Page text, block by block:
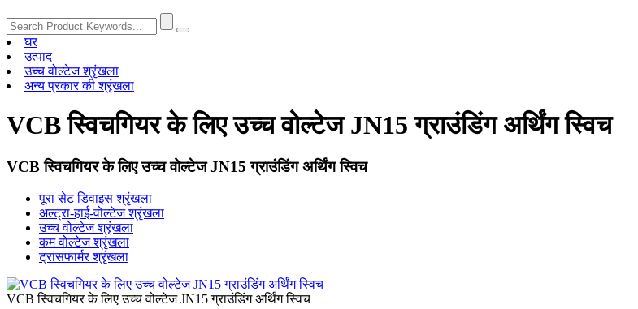
घर
उत्पाद
उच्च वोल्टेज श्रृंखला
अन्य प्रकार की श्रृंखला
VCB स्विचगियर के लिए उच्च वोल्टेज JN15 ग्राउंडिंग अर्थिंग स्विच
VCB स्विचगियर के लिए उच्च वोल्टेज JN15 ग्राउंडिंग अर्थिंग स्विच
पूरा सेट डिवाइस श्रृंखला
अल्ट्रा-हाई-वोल्टेज श्रृंखला
उच्च वोल्टेज श्रृंखला
कम वोल्टेज श्रृंखला
ट्रांसफार्मर श्रृंखला
VCB स्विचगियर के लिए उच्च वोल्टेज JN15 ग्राउंडिंग अर्थिंग स्विच